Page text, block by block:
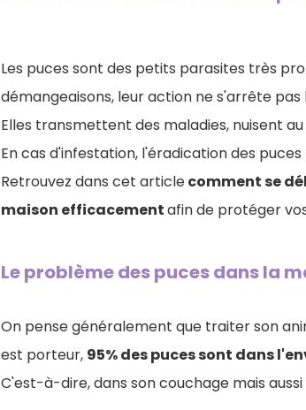
Les puces sont des petits parasites très
démangeaisons, leur action ne s'arrête pas
Elles transmettent des maladies, nuisent
En cas d'infestation, l'éradication des
Retrouvez dans cet articlecomment se
maison efficacementafin de protéger
Le problème des puces dans la
On pense généralement que traiter son
est porteur, 95% des puces sont dans
C'est-à-dire, dans son couchage mais